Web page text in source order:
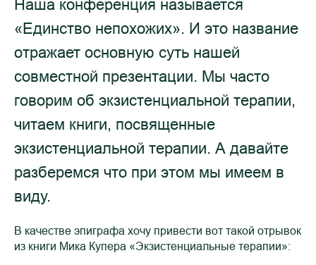
Наша конференция называется
«Единство непохожих». И это название
отражает основную суть нашей
совместной презентации. Мы часто
говорим об экзистенциальной терапии,
читаем книги, посвященные
экзистенциальной терапии. А давайте
разберемся что при этом мы имеем в
виду.
В качестве эпиграфа хочу привести вот такой отрывок
из книги Мика Купера «Экзистенциальные терапии»: